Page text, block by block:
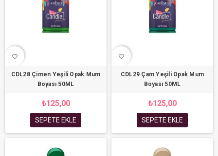
favorite_border
CDL28 Çimen Yeşili Opak Mum
Boyası 50ML
₺125,00
SEPETE EKLE
favorite_border
CDL29 Çam Yeşili Opak Mum
Boyası 50ML
₺125,00
SEPETE EKLE